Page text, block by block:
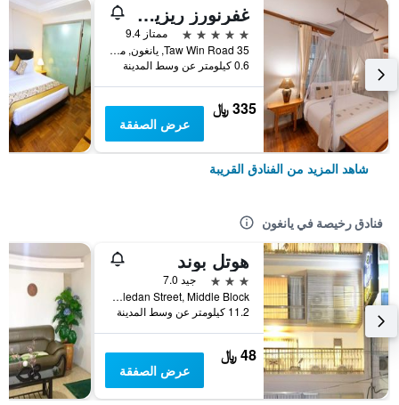
غفرنورز ريزيدنس
5 نجوم
ممتاز 9.4
35 Taw Win Road, يانغون, ميانمار (بورما)
0.6 كيلومتر عن وسط المدينة
335 ﷼
عرض الصفقة
شاهد المزيد من الفنادق القريبة
فنادق رخيصة في يانغون
هوتل بوند
3 نجوم
جيد 7.0
No. 49 Hledan Street, Middle Block, يانغون, ميانمار (بورما)
11.2 كيلومتر عن وسط المدينة
48 ﷼
عرض الصفقة